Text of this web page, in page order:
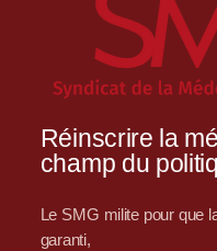
Réinscrire la
champ du
Le SMG milite pour que
garanti,